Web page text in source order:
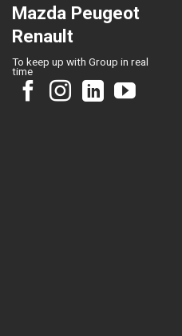
Mazda Peugeot
Renault
To keep up with Group in real
time